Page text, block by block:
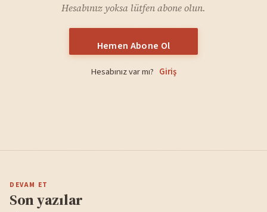
Hesabınız yoksa lütfen abone olun.
Hemen Abone Ol
Hesabınız var mı? Giriş
DEVAM ET
Son yazılar